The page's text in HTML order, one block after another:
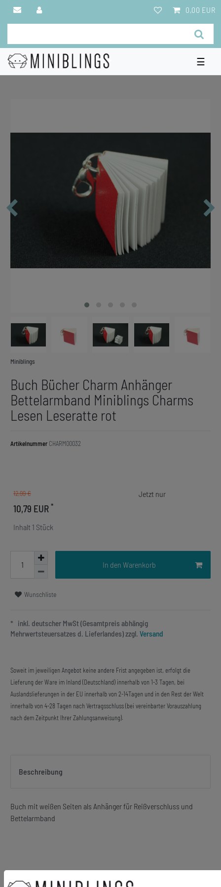
0,00 EUR
☰
Miniblings
Buch Bücher Charm Anhänger
Bettelarmband Miniblings Charms
Lesen Leseratte rot
Artikelnummer CHARM00032
12,99 €
10,79 EUR *
Inhalt 1 Stück
In den Warenkorb
Wunschliste
* inkl. deutscher MwSt (Gesamtpreis abhängig
Mehrwertsteuersatzes d. Lieferlandes) zzgl. Versand
Soweit im jeweiligen Angebot keine andere Frist angegeben ist, erfolgt die
Lieferung der Ware im Inland (Deutschland) innerhalb von 1-3 Tagen, bei
Auslandslieferungen in der EU innerhalb von 2-14Tagen und in den Rest der Welt
innerhalb von 4-28 Tagen nach Vertragsschluss (bei vereinbarter Vorauszahlung
nach dem Zeitpunkt Ihrer Zahlungsanweisung).
Beschreibung
Buch mit weißen Seiten als Anhänger für Reißverschluss und
Bettelarmband